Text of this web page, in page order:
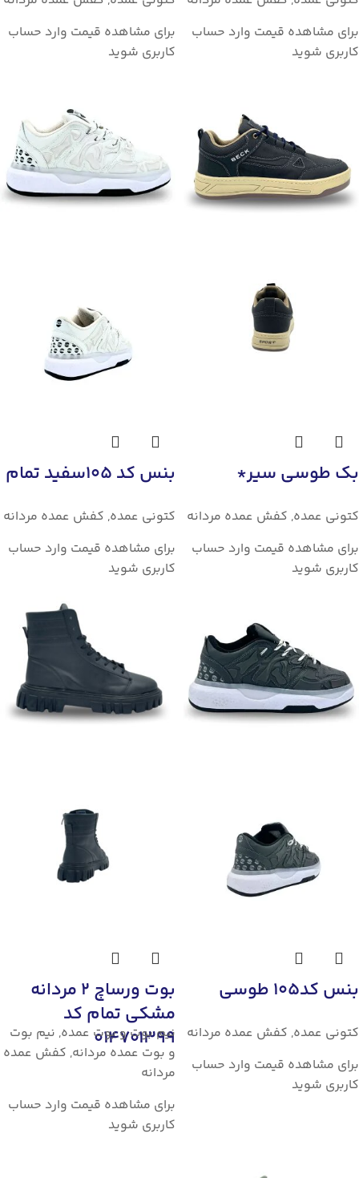
برای مشاهده قیمت وارد حساب
کاربری شوید
برای مشاهده قیمت وارد حساب
کاربری شوید
بک طوسی سیر*
کتونی عمده, کفش عمده مردانه
برای مشاهده قیمت وارد حساب
کاربری شوید
بنس کد 105سفید تمام
کتونی عمده, کفش عمده مردانه
برای مشاهده قیمت وارد حساب
کاربری شوید
بنس کد105 طوسی
کتونی عمده, کفش عمده مردانه
برای مشاهده قیمت وارد حساب
کاربری شوید
بوت ورساچ 2 مردانه
مشکی تمام کد
014701399
نیم بوت و بوت عمده, نیم بوت
و بوت عمده مردانه, کفش عمده
مردانه
برای مشاهده قیمت وارد حساب
کاربری شوید